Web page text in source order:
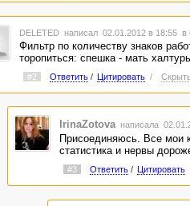
DELETED написал 02.01.2012 в 18:55 в
Фильтр по количеству знаков
торопиться: спешка - мать
#2 Ответить/ Цитировать /
IrinaZotova написала
Присоединяюсь. Все мои
статистика и нервы
#3 Ответить/ Цитировать